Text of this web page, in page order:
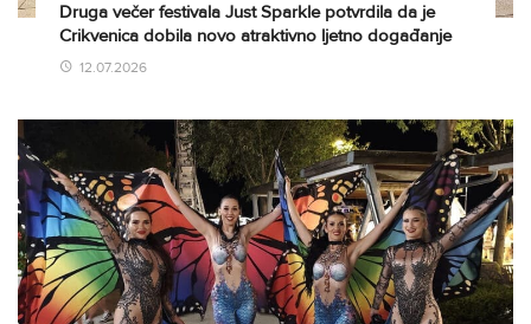
Druga večer festivala Just Sparkle potvrdila da je
Crikvenica dobila novo atraktivno ljetno događanje
12.07.2026